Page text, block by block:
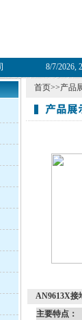
8/7/2026,
首页>>产品
AN9613X接
主要特点：